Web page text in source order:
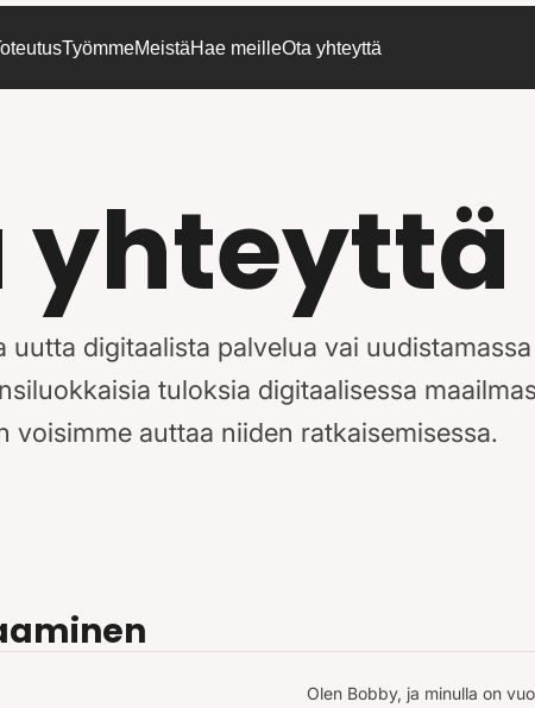
TyömmeMeistäHae meilleOta yhteyttä
yhteyttä
uutta digitaalista palvelua vai
tuloksia digitaalisessa
voisimme auttaa niiden ratkaisemisessa.
Olen Bobby, ja minulla on